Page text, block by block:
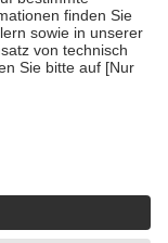
Bewertungen
künstlicher